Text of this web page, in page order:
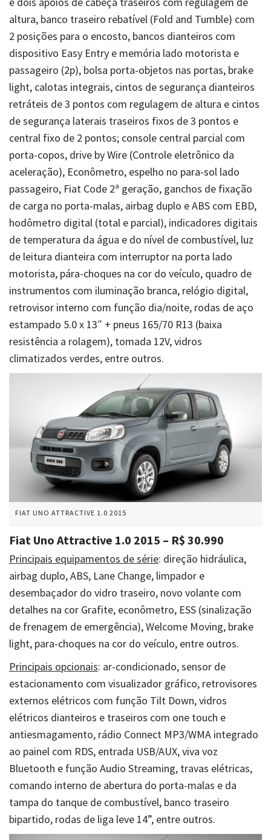
altura, banco traseiro rebatível (Fold and Tumble) com
2 posições para o encosto, bancos dianteiros com
dispositivo Easy Entry e memória lado motorista e
passageiro (2p), bolsa porta-objetos nas portas, brake
light, calotas integrais, cintos de segurança dianteiros
retráteis de 3 pontos com regulagem de altura e cintos
de segurança laterais traseiros fixos de 3 pontos e
central fixo de 2 pontos; console central parcial com
porta-copos, drive by Wire (Controle eletrônico da
aceleração), Econômetro, espelho no para-sol lado
passageiro, Fiat Code 2ª geração, ganchos de fixação
de carga no porta-malas, airbag duplo e ABS com EBD,
hodômetro digital (total e parcial), indicadores digitais
de temperatura da água e do nível de combustível, luz
de leitura dianteira com interruptor na porta lado
motorista, pára-choques na cor do veículo, quadro de
instrumentos com iluminação branca, relógio digital,
retrovisor interno com função dia/noite, rodas de aço
estampado 5.0 x 13″ + pneus 165/70 R13 (baixa
resistência a rolagem), tomada 12V, vidros
climatizados verdes, entre outros.
FIAT UNO ATTRACTIVE 1.0 2015
Fiat Uno Attractive 1.0 2015 – R$ 30.990
Principais equipamentos de série: direção hidráulica,
airbag duplo, ABS, Lane Change, limpador e
desembaçador do vidro traseiro, novo volante com
detalhes na cor Grafite, econômetro, ESS (sinalização
de frenagem de emergência), Welcome Moving, brake
light, para-choques na cor do veículo, entre outros.
Principais opcionais: ar-condicionado, sensor de
estacionamento com visualizador gráfico, retrovisores
externos elétricos com função Tilt Down, vidros
elétricos dianteiros e traseiros com one touch e
antiesmagamento, rádio Connect MP3/WMA integrado
ao painel com RDS, entrada USB/AUX, viva voz
Bluetooth e função Audio Streaming, travas elétricas,
comando interno de abertura do porta-malas e da
tampa do tanque de combustível, banco traseiro
bipartido, rodas de liga leve 14”, entre outros.